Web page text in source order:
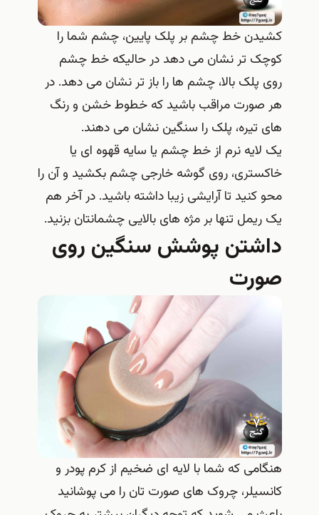
کشیدن خط چشم بر پلک پایین، چشم شما را
کوچک تر نشان می دهد در حالیکه خط چشم
روی پلک بالا، چشم ها را باز تر نشان می دهد. در
هر صورت مراقب باشید که خطوط خشن و رنگ
های تیره، پلک را سنگین نشان می دهند.
یک لایه نرم از خط چشم یا سایه قهوه ای یا
خاکستری، روی گوشه خارجی چشم بکشید و آن را
محو کنید تا آرایشی زیبا داشته باشید. در آخر هم
یک ریمل تنها بر مژه های بالایی چشمانتان بزنید.
داشتن پوشش سنگین روی
صورت
هنگامی که شما با لایه ای ضخیم از کرم پودر و
کانسیلر، چروک های صورت تان را می پوشانید